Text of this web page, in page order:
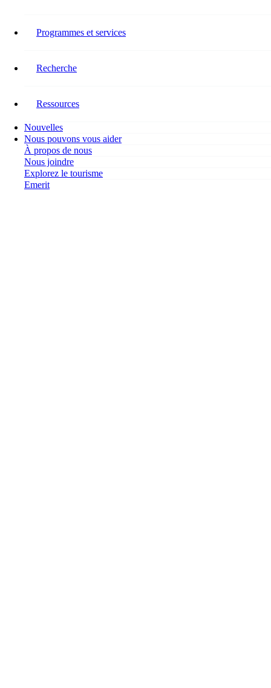
Programmes et services
Recherche
Ressources
Nouvelles
Nous pouvons vous aider
À propos de nous
Nous joindre
Explorez le tourisme
Emerit
TOUJOURS UN RÔLE
ESSENTIEL AU SEIN DE LA
SECTEUR DU TOURISME
Restez connecté